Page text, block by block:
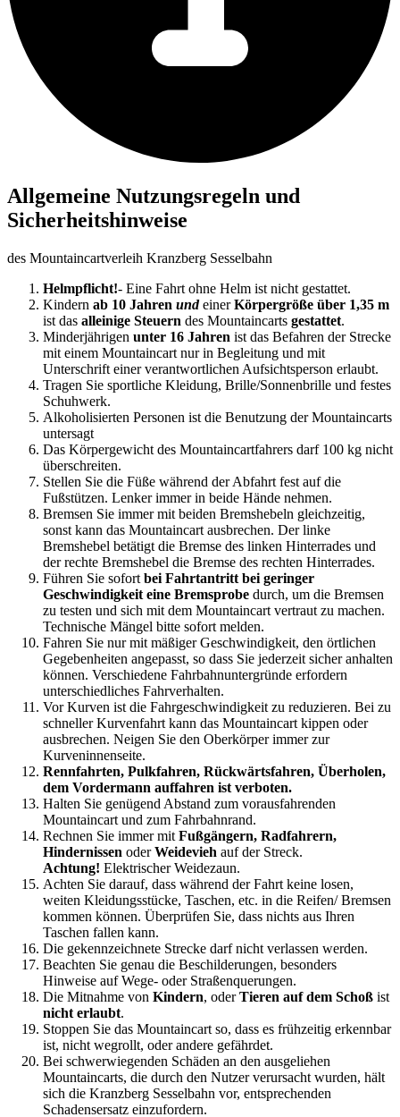
Allgemeine Nutzungsregeln und
Sicherheitshinweise
des Mountaincartverleih Kranzberg Sesselbahn
Helmpflicht!- Eine Fahrt ohne Helm ist nicht gestattet.
Kindern ab 10 Jahren undeinerKörpergröße über 1,35 m
ist das alleinige Steuern des Mountaincarts gestattet.
Minderjährigen unter 16 Jahren ist das Befahren der Strecke
mit einem Mountaincart nur in Begleitung und mit
Unterschrift einer verantwortlichen Aufsichtsperson erlaubt.
Tragen Sie sportliche Kleidung, Brille/Sonnenbrille und festes
Schuhwerk.
Alkoholisierten Personen ist die Benutzung der Mountaincarts
untersagt
Das Körpergewicht des Mountaincartfahrers darf 100 kg nicht
überschreiten.
Stellen Sie die Füße während der Abfahrt fest auf die
Fußstützen. Lenker immer in beide Hände nehmen.
Bremsen Sie immer mit beiden Bremshebeln gleichzeitig,
sonst kann das Mountaincart ausbrechen. Der linke
Bremshebel betätigt die Bremse des linken Hinterrades und
der rechte Bremshebel die Bremse des rechten Hinterrades.
Führen Sie sofort bei Fahrtantritt bei geringer
Geschwindigkeit eine Bremsprobe durch, um die Bremsen
zu testen und sich mit dem Mountaincart vertraut zu machen.
Technische Mängel bitte sofort melden.
Fahren Sie nur mit mäßiger Geschwindigkeit, den örtlichen
Gegebenheiten angepasst, so dass Sie jederzeit sicher anhalten
können. Verschiedene Fahrbahnuntergründe erfordern
unterschiedliches Fahrverhalten.
Vor Kurven ist die Fahrgeschwindigkeit zu reduzieren. Bei zu
schneller Kurvenfahrt kann das Mountaincart kippen oder
ausbrechen. Neigen Sie den Oberkörper immer zur
Kurveninnenseite.
Rennfahrten, Pulkfahren, Rückwärtsfahren, Überholen,
dem Vordermann auffahren ist verboten.
Halten Sie genügend Abstand zum vorausfahrenden
Mountaincart und zum Fahrbahnrand.
Rechnen Sie immer mit Fußgängern, Radfahrern,
Hindernissen oderWeidevieh auf der Streck.
Achtung! Elektrischer Weidezaun.
Achten Sie darauf, dass während der Fahrt keine losen,
weiten Kleidungsstücke, Taschen, etc. in die Reifen/ Bremsen
kommen können. Überprüfen Sie, dass nichts aus Ihren
Taschen fallen kann.
Die gekennzeichnete Strecke darf nicht verlassen werden.
Beachten Sie genau die Beschilderungen, besonders
Hinweise auf Wege- oder Straßenquerungen.
Die Mitnahme von Kindern, oderTieren auf dem Schoß ist
nicht erlaubt.
Stoppen Sie das Mountaincart so, dass es frühzeitig erkennbar
ist, nicht wegrollt, oder andere gefährdet.
Bei schwerwiegenden Schäden an den ausgeliehen
Mountaincarts, die durch den Nutzer verursacht wurden, hält
sich die Kranzberg Sesselbahn vor, entsprechenden
Schadensersatz einzufordern.